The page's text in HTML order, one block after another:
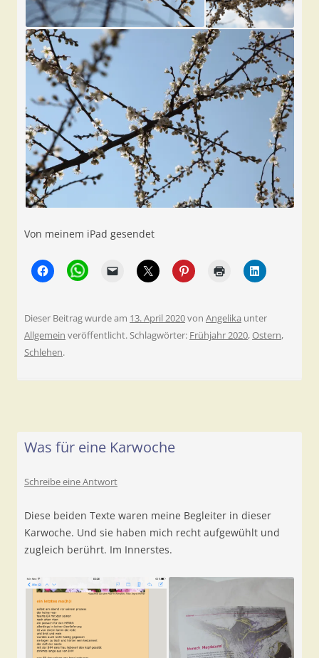
Von meinem iPad gesendet
Dieser Beitrag wurde am 13. April 2020von Angelika unter
Allgemein veröffentlicht. Schlagwörter: Frühjahr 2020,Ostern,
Schlehen.
Was für eine Karwoche
Schreibe eine Antwort
Diese beiden Texte waren meine Begleiter in dieser
Karwoche. Und sie haben mich recht aufgewühlt und
zugleich berührt. Im Innerstes.